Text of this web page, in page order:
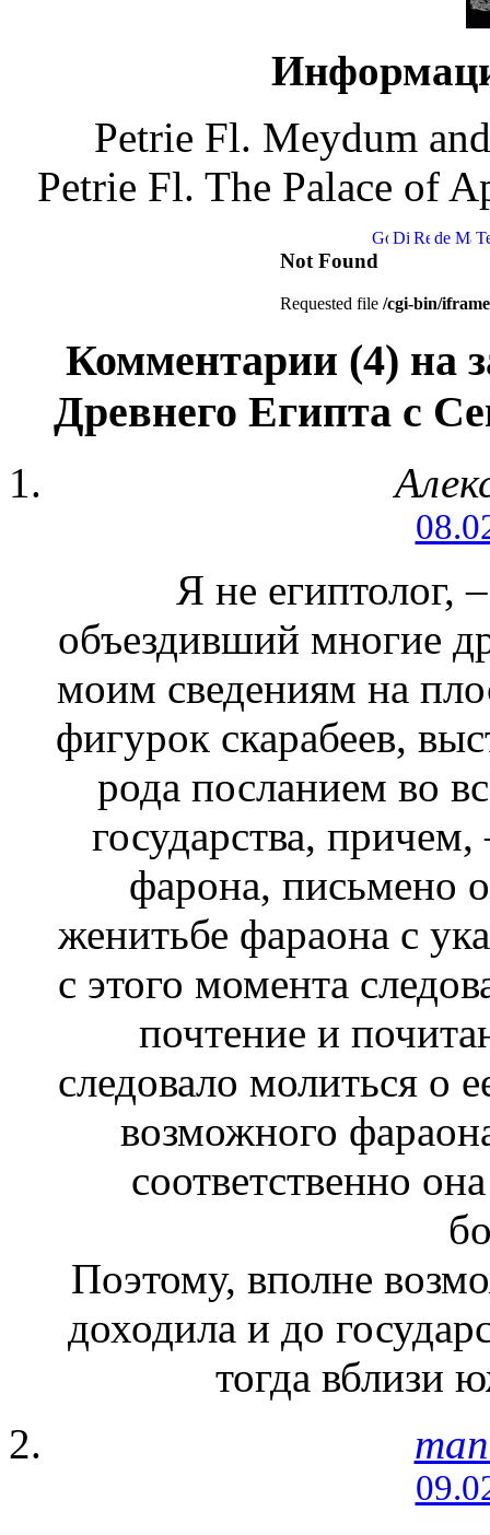
Petrie Fl. Meydum
Petrie Fl. The Palace of
Комментарии (4) на
Древнего Египта с
Я не египтолог,
объездивший многие
моим сведениям на
фигурок скарабеев,
рода посланием во
государства,
фарона, письмено
женитьбе фараона с
с этого момента
почтение и
следовало молиться о
возможного
соответственно
Поэтому, вполне
доходила и до
тогда вблизи